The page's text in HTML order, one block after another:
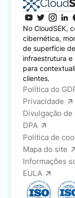
No CloudSEK,
cibernética,
de superfície
infraestrutura
para
clientes.
Política do
Privacidade
Divulgação
DPA
Política de
Mapa do site
Informações
EULA